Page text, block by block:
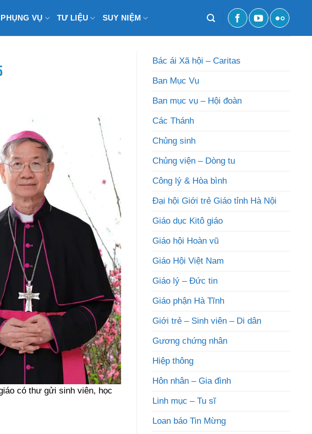
PHỤNG VỤ TƯ LIỆU SUY NIỆM
có thư gửi sinh viên, học
Bác ái Xã hội – Caritas
Ban Mục Vụ
Ban mục vụ – Hội đoàn
Các Thánh
Chủng sinh
Chủng viện – Dòng tu
Công lý & Hòa bình
Đại hội Giới trẻ Giáo tỉnh Hà Nội
Giáo dục Kitô giáo
Giáo hội Hoàn vũ
Giáo Hội Việt Nam
Giáo lý – Đức tin
Giáo phận Hà Tĩnh
Giới trẻ – Sinh viên – Di dân
Gương chứng nhân
Hiệp thông
Hôn nhân – Gia đình
Linh mục – Tu sĩ
Loan báo Tin Mừng